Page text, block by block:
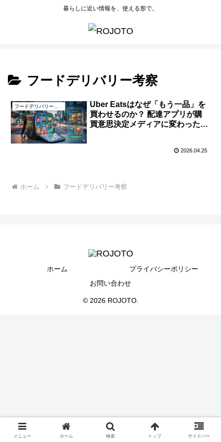
暮らしに近い情報を、使える形で。
フードデリバリー考察
フードデリバリー考察
Uber Eatsはなぜ「もう一品」を
買わせるのか？ 配達アプリが購
買意思決定メディアに変わった理
2026.04.25
ホーム フードデリバリー考察
ホーム
プライバシーポリシー
お問い合わせ
© 2026 ROJOTO.
メニュー ホーム 検索 トップ サイドバー